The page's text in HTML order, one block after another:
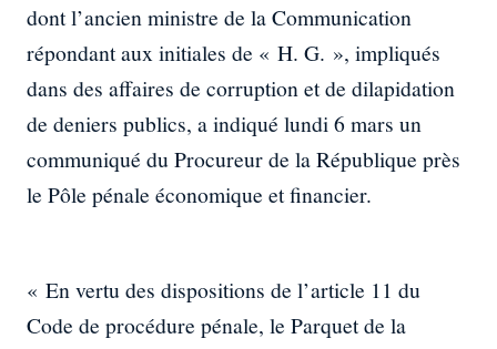
dont l’ancien ministre de la Communication
répondant aux initiales de « H. G. », impliqués
dans des affaires de corruption et de dilapidation
de deniers publics, a indiqué lundi 6 mars un
communiqué du Procureur de la République près
le Pôle pénale économique et financier.
« En vertu des dispositions de l’article 11 du
Code de procédure pénale, le Parquet de la